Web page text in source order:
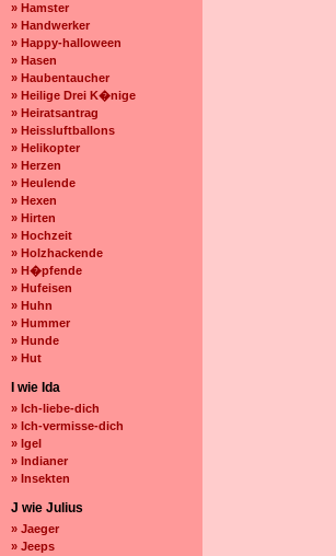
» Hamster
» Handwerker
» Happy-halloween
» Hasen
» Haubentaucher
» Heilige Drei K�nige
» Heiratsantrag
» Heissluftballons
» Helikopter
» Herzen
» Heulende
» Hexen
» Hirten
» Hochzeit
» Holzhackende
» H�pfende
» Hufeisen
» Huhn
» Hummer
» Hunde
» Hut
I wie Ida
» Ich-liebe-dich
» Ich-vermisse-dich
» Igel
» Indianer
» Insekten
J wie Julius
» Jaeger
» Jeeps